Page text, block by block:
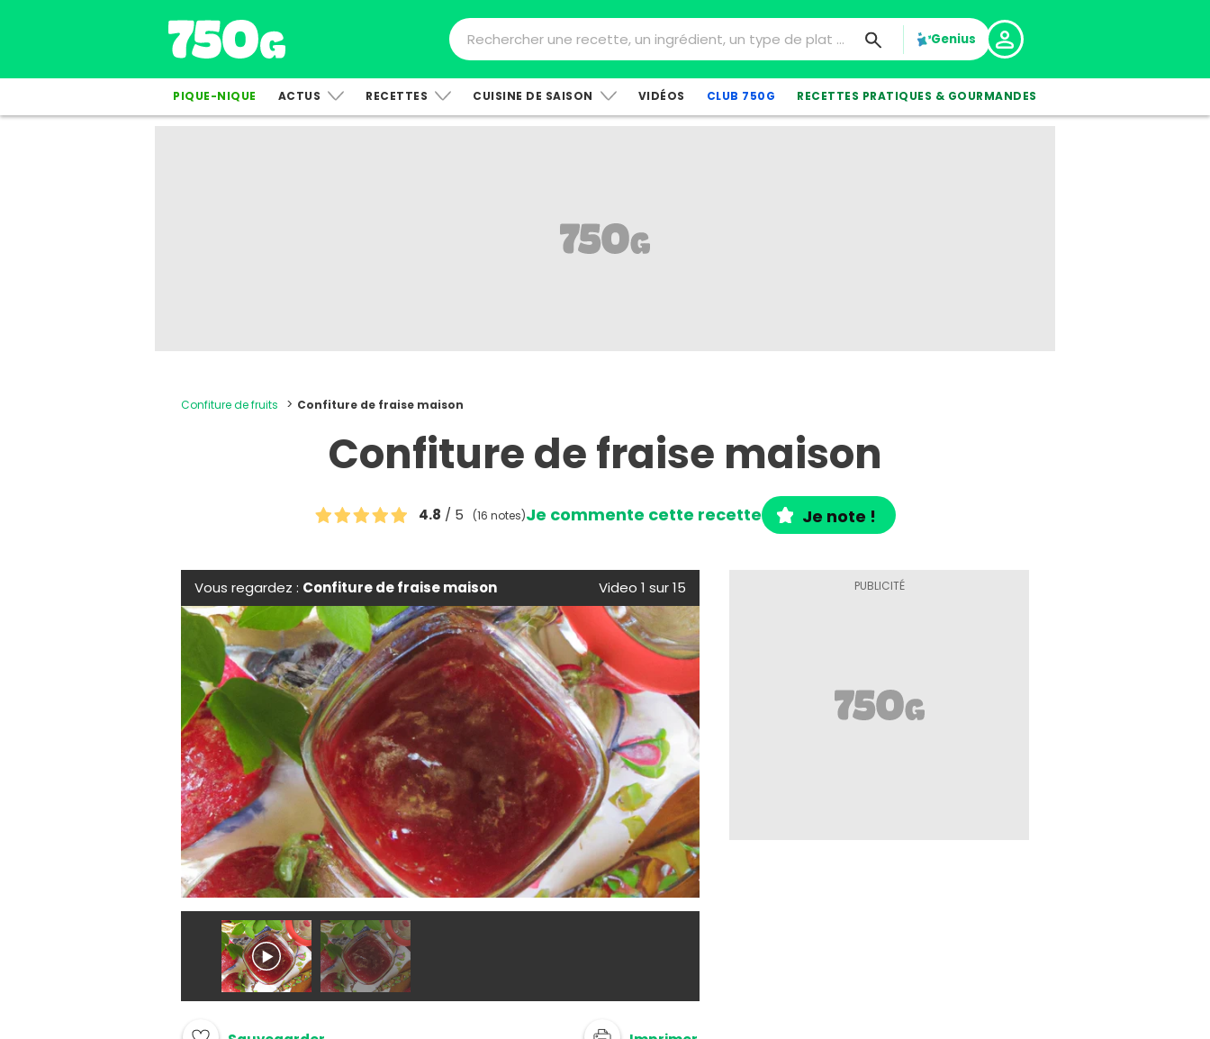
Genius
PIQUE-NIQUE ACTUS RECETTES CUISINE DE SAISON VIDÉOS CLUB 750G RECETTES PRATIQUES & GOURMANDES
Confiture de fruits Confiture de fraise maison
Confiture de fraise maison
4.8 / 5 (16 notes)Je commente cette recette Je note !
Vous regardez : Confiture de fraise maison Video 1 sur 15